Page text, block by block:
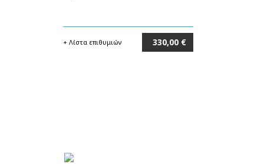
+ Λίστα επιθυμιών 330,00 €